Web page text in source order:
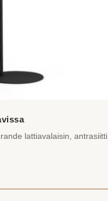
lattiavalaisin, antrasiitti